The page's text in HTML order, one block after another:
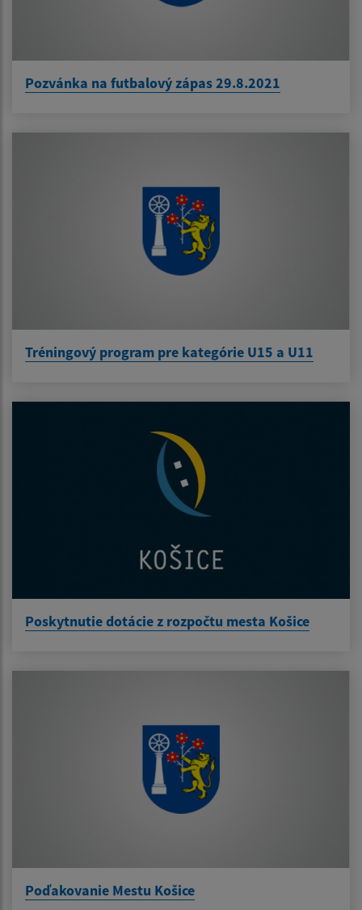
Pozvánka na futbalový zápas 29.8.2021
Tréningový program pre kategórie U15 a U11
Poskytnutie dotácie z rozpočtu mesta Košice
Poďakovanie Mestu Košice